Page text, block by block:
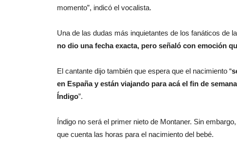
momento”, indicó el vocalista.
Una de las dudas más inquietantes de los fanáticos de
no dio una fecha exacta, pero señaló con emoción
El cantante dijo también que espera que el nacimiento “
en España y están viajando para acá el fin de
Índigo”.
Índigo no será el primer nieto de Montaner. Sin embargo,
que cuenta las horas para el nacimiento del bebé.